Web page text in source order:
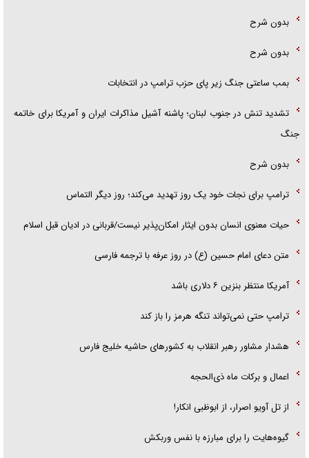
بدون شرح
بدون شرح
بمب ساعتی جنگ زیر پای حزب ترام‍پ در انتخابات
تشدید تنش در جنوب لبنان؛ پاشنه آشیل مذاکرات ایران و آمریکا برای خاتمه
جنگ
بدون شرح
ترامپ برای نجات خود یک روز تهدید می‌کند؛ روز دیگر التماس
حیات معنوی انسان بدون ایثار امکان‌پذیر نیست/قربانی در ادیان قبل اسلام
متن دعای امام حسین (ع) در روز عرفه با ترجمه فارسی
آمریکا منتظر بنزین ۶ دلاری باشد
ترامپ حتی نمی‌تواند تنگه هرمز را باز کند
هشدار مشاور رهبر انقلاب به کشور‌های حاشیه خلیج فارس
اعمال و برکات ماه ذی‌الحجه
از تل آویو اصرار، از ابوظبی انکار!
گیوه‌هایت را برای مبارزه با نفس وربکش